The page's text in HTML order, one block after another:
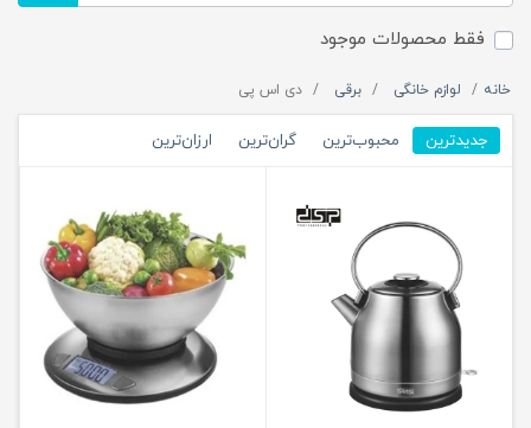
فقط محصولات موجود
خانه لوازم خانگی برقی دی اس پی
جدیدترین محبوب‌ترین گران‌ترین ارزان‌ترین